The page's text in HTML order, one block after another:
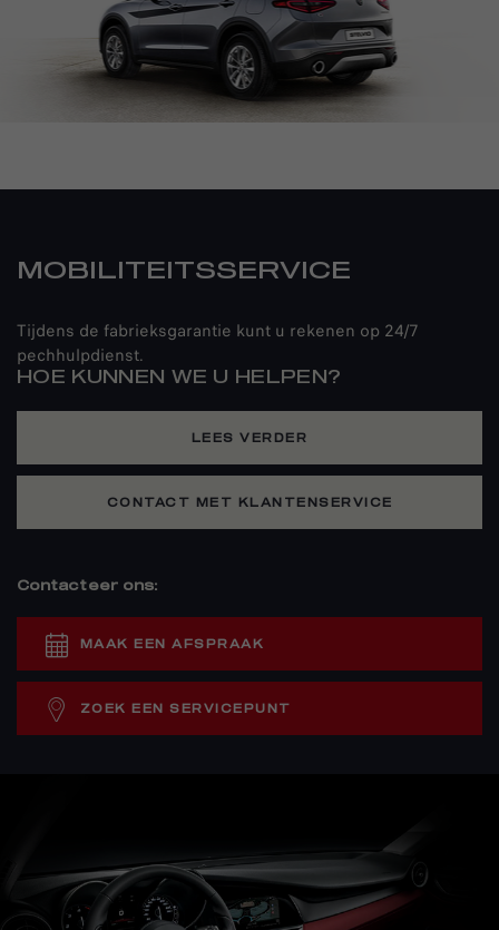
MOBILITEITSSERVICE
Tijdens de fabrieksgarantie kunt u rekenen op 24/7
pechhulpdienst.
HOE KUNNEN WE U HELPEN?
LEES VERDER
CONTACT MET KLANTENSERVICE
Contacteer ons:
MAAK EEN AFSPRAAK
ZOEK EEN SERVICEPUNT